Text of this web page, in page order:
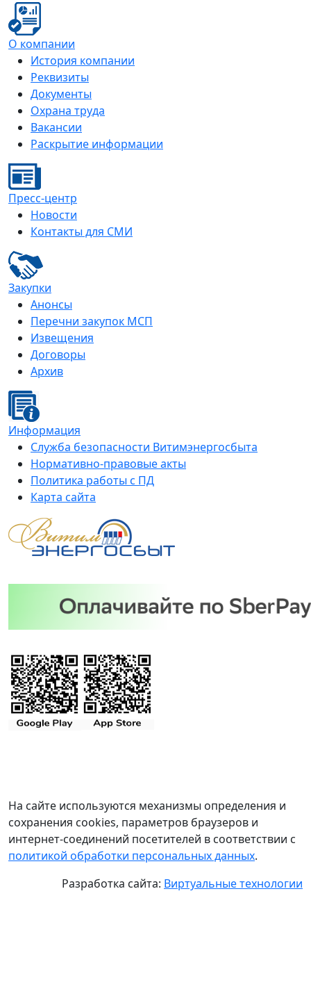
О компании
История компании
Реквизиты
Документы
Охрана труда
Вакансии
Раскрытие информации
Пресс-центр
Новости
Контакты для СМИ
Закупки
Анонсы
Перечни закупок МСП
Извещения
Договоры
Архив
Информация
Служба безопасности Витимэнергосбыта
Нормативно-правовые акты
Политика работы с ПД
Карта сайта
На сайте используются механизмы определения и
сохранения cookies, параметров браузеров и
интернет-соединений посетителей в соответствии с
политикой обработки персональных данных.
Разработка сайта: Виртуальные технологии